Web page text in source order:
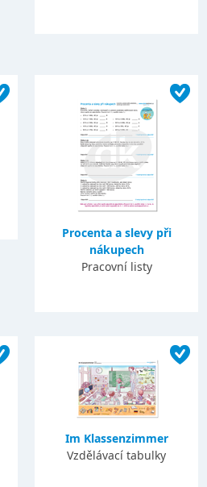
Procenta a slevy při
nákupech
Pracovní listy
Im Klassenzimmer
Vzdělávací tabulky